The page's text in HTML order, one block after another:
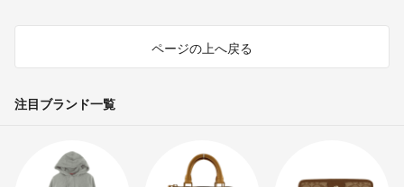
ページの上へ戻る
注目ブランド一覧